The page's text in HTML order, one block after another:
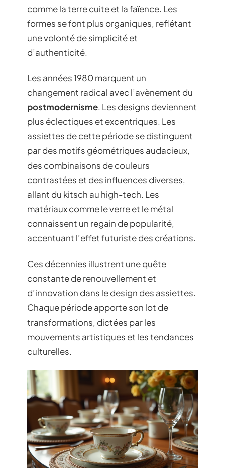
comme la terre cuite et la faïence. Les
formes se font plus organiques, reflétant
une volonté de simplicité et
d’authenticité.
Les années 1980 marquent un
changement radical avec l’avènement du
postmodernisme. Les designs deviennent
plus éclectiques et excentriques. Les
assiettes de cette période se distinguent
par des motifs géométriques audacieux,
des combinaisons de couleurs
contrastées et des influences diverses,
allant du kitsch au high-tech. Les
matériaux comme le verre et le métal
connaissent un regain de popularité,
accentuant l’effet futuriste des créations.
Ces décennies illustrent une quête
constante de renouvellement et
d’innovation dans le design des assiettes.
Chaque période apporte son lot de
transformations, dictées par les
mouvements artistiques et les tendances
culturelles.